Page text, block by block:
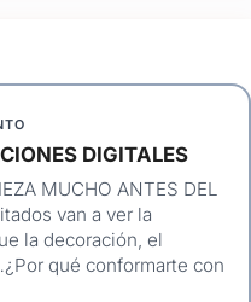
DIGITALES
MUCHO ANTES DEL
van a ver la
la decoración, el
qué conformarte con